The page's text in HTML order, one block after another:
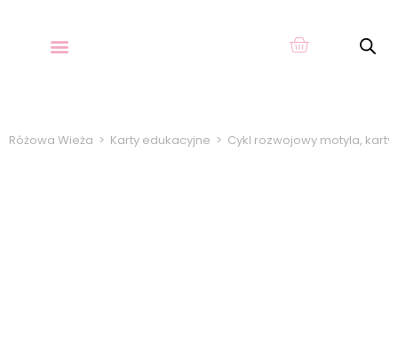
Różowa Wieża > Karty edukacyjne > Cykl rozwojowy motyla,